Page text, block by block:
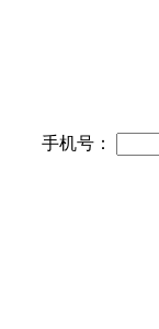
手机号：